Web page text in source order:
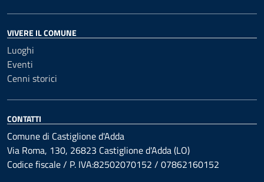
VIVERE IL COMUNE
Luoghi
Eventi
Cenni storici
CONTATTI
Comune di Castiglione d'Adda
Via Roma, 130, 26823 Castiglione d'Adda (LO)
Codice fiscale / P. IVA:82502070152 / 07862160152